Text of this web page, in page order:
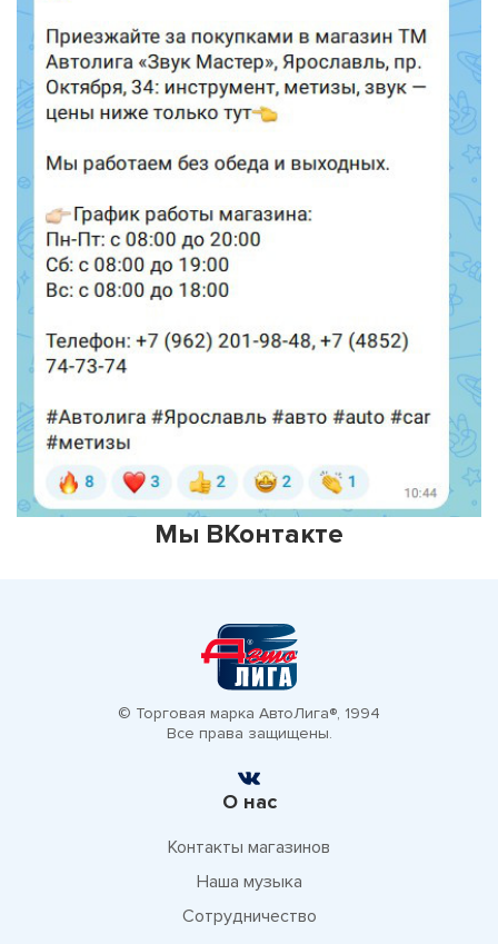
Мы ВКонтакте
© Торговая марка АвтоЛига®, 1994
Все права защищены.
О нас
Контакты магазинов
Наша музыка
Сотрудничество